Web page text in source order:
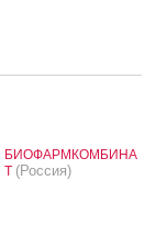
БИОФАРМКОМБИНА
Т (Россия)